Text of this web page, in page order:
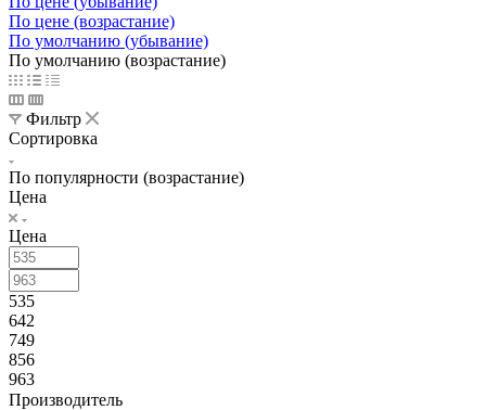
По цене (возрастание)
По умолчанию (убывание)
По умолчанию (возрастание)
Фильтр
Сортировка
По популярности (возрастание)
Цена
Цена
535
642
749
856
963
Производитель